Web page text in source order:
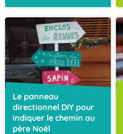
Le panneau
directionnel DIY pour
indiquer le chemin au
père Noël